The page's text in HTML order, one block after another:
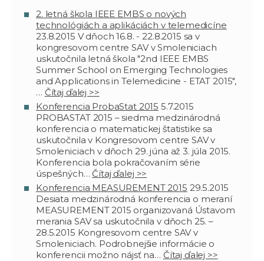
2. letná škola IEEE EMBS o nových
technológiách a aplikáciách v telemedicíne
23.8.2015 V dňoch 16.8. - 22.8.2015 sa v
kongresovom centre SAV v Smoleniciach
uskutočnila letná škola "2nd IEEE EMBS
Summer School on Emerging Technologies
and Applications in Telemedicine - ETAT 2015",
… Čítaj ďalej >>
Konferencia ProbaStat 2015 5.7.2015
PROBASTAT 2015 – siedma medzinárodná
konferencia o matematickej štatistike sa
uskutočnila v Kongresovom centre SAV v
Smoleniciach v dňoch 29. júna až 3. júla 2015.
Konferencia bola pokračovaním série
úspešných…Čítaj ďalej >>
Konferencia MEASUREMENT 2015 29.5.2015
Desiata medzinárodná konferencia o meraní
MEASUREMENT 2015 organizovaná Ústavom
merania SAV sa uskutočnila v dňoch 25. –
28.5.2015 Kongresovom centre SAV v
Smoleniciach. Podrobnejšie informácie o
konferencii možno nájsť na… Čítaj ďalej >>